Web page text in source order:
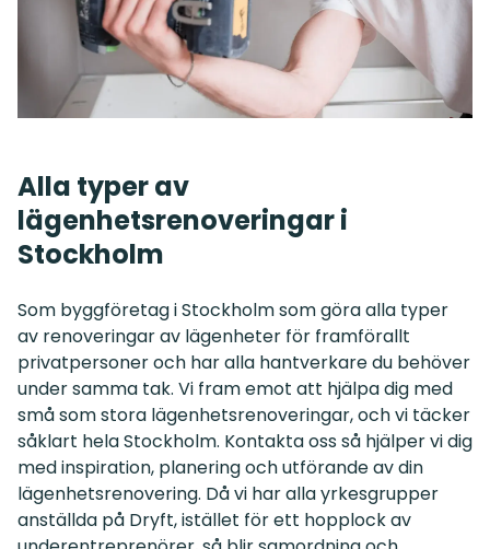
Alla typer av
lägenhetsrenoveringar i
Stockholm
Som byggföretag i Stockholm som göra alla typer
av renoveringar av lägenheter för framförallt
privatpersoner och har alla hantverkare du behöver
under samma tak. Vi fram emot att hjälpa dig med
små som stora lägenhetsrenoveringar, och vi täcker
såklart hela Stockholm. Kontakta oss så hjälper vi dig
med inspiration, planering och utförande av din
lägenhetsrenovering. Då vi har alla yrkesgrupper
anställda på Dryft, istället för ett hopplock av